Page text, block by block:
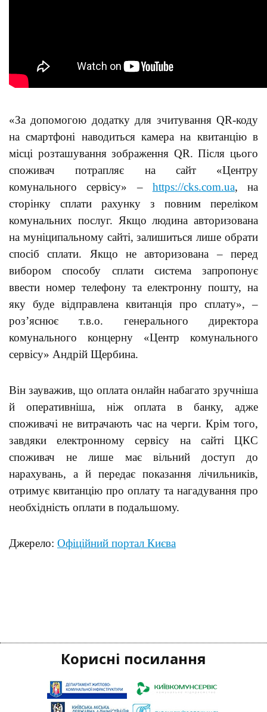
«За допомогою додатку для зчитування QR-коду
на смартфоні наводиться камера на квитанцію в
місці розташування зображення QR. Після цього
споживач потрапляє на сайт «Центру
комунального сервісу» – https://cks.com.ua, на
сторінку сплати рахунку з повним переліком
комунальних послуг. Якщо людина авторизована
на муніципальному сайті, залишиться лише обрати
спосіб сплати. Якщо не авторизована – перед
вибором способу сплати система запропонує
ввести номер телефону та електронну пошту, на
яку буде відправлена квитанція про сплату», –
роз’яснює т.в.о. генерального директора
комунального концерну «Центр комунального
сервісу» Андрій Щербина.
Він зауважив, що оплата онлайн набагато зручніша
й оперативніша, ніж оплата в банку, адже
споживачі не витрачають час на черги. Крім того,
завдяки електронному сервісу на сайті ЦКС
споживач не лише має вільний доступ до
нарахувань, а й передає показання лічильників,
отримує квитанцію про оплату та нагадування про
необхідність оплати в подальшому.
Джерело: Офіційний портал Києва
Корисні посилання